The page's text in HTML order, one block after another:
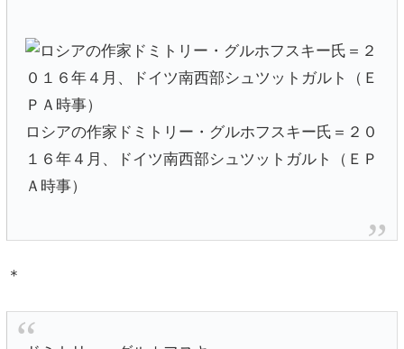
ロシアの作家ドミトリー・グルホフスキー氏＝２０
１６年４月、ドイツ南西部シュツットガルト（ＥＰ
Ａ時事）
＊